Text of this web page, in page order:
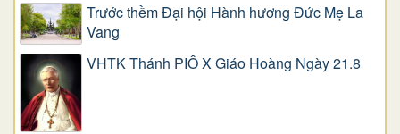
Trước thềm Đại hội Hành hương Đức Mẹ La
Vang
VHTK Thánh PIÔ X Giáo Hoàng Ngày 21.8